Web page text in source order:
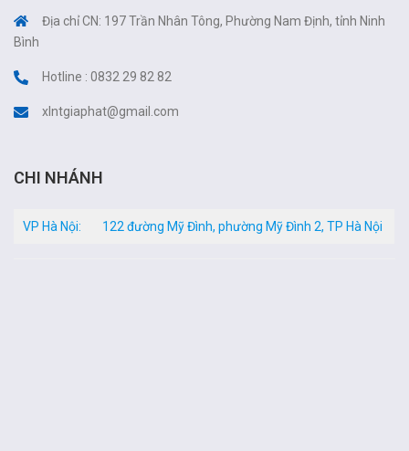
Địa chỉ CN: 197 Trần Nhân Tông, Phường Nam Định, tỉnh Ninh
Bình
Hotline : 0832 29 82 82
xlntgiaphat@gmail.com
CHI NHÁNH
VP Hà Nội: 122 đường Mỹ Đình, phường Mỹ Đình 2, TP Hà Nội